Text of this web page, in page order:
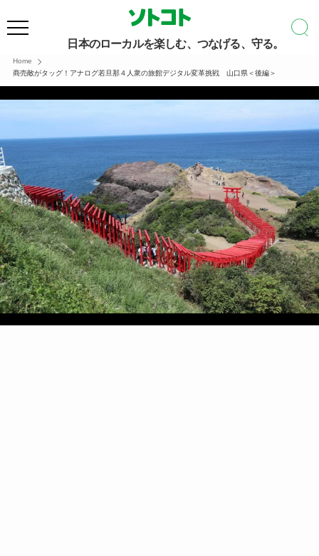
日本のローカルを楽しむ、つなげる、守る。
Home
商売敵がタッグ！アナログ若旦那４人衆の旅館デジタル変革挑戦 山口県＜後編＞